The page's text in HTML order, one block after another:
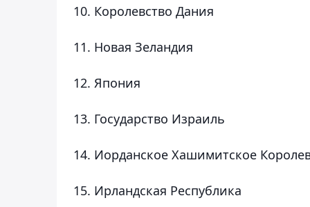
10. Королевство Дания
11. Новая Зеландия
12. Япония
13. Государство Израиль
14. Иорданское Хашимитское
15. Ирландская Республика